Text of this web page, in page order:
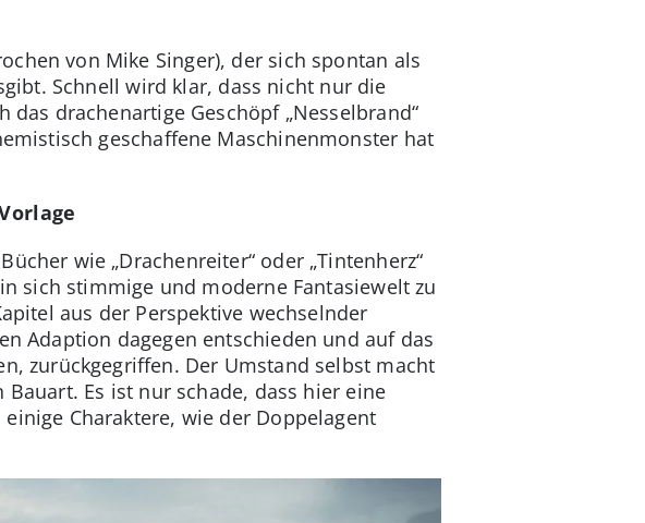
von Mike Singer), der sich spontan als
Schnell wird klar, dass nicht nur die
drachenartige Geschöpf „Nesselbrand“
geschaffene Maschinenmonster hat
wie „Drachenreiter“ oder „Tintenherz“
sich stimmige und moderne Fantasiewelt zu
aus der Perspektive wechselnder
Adaption dagegen entschieden und auf das
zurückgegriffen. Der Umstand selbst macht
Es ist nur schade, dass hier eine
Charaktere, wie der Doppelagent